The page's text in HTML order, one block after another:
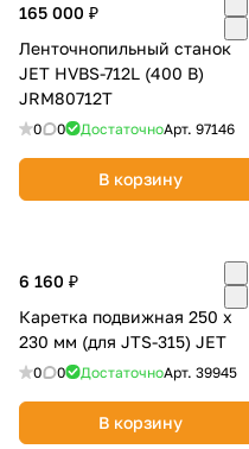
165 000 ₽
Ленточнопильный станок
JET HVBS-712L (400 В)
JRM80712T
0 0 ДостаточноАрт. 97146
В корзину
6 160 ₽
Каретка подвижная 250 х
230 мм (для JTS-315) JET
0 0 ДостаточноАрт. 39945
В корзину